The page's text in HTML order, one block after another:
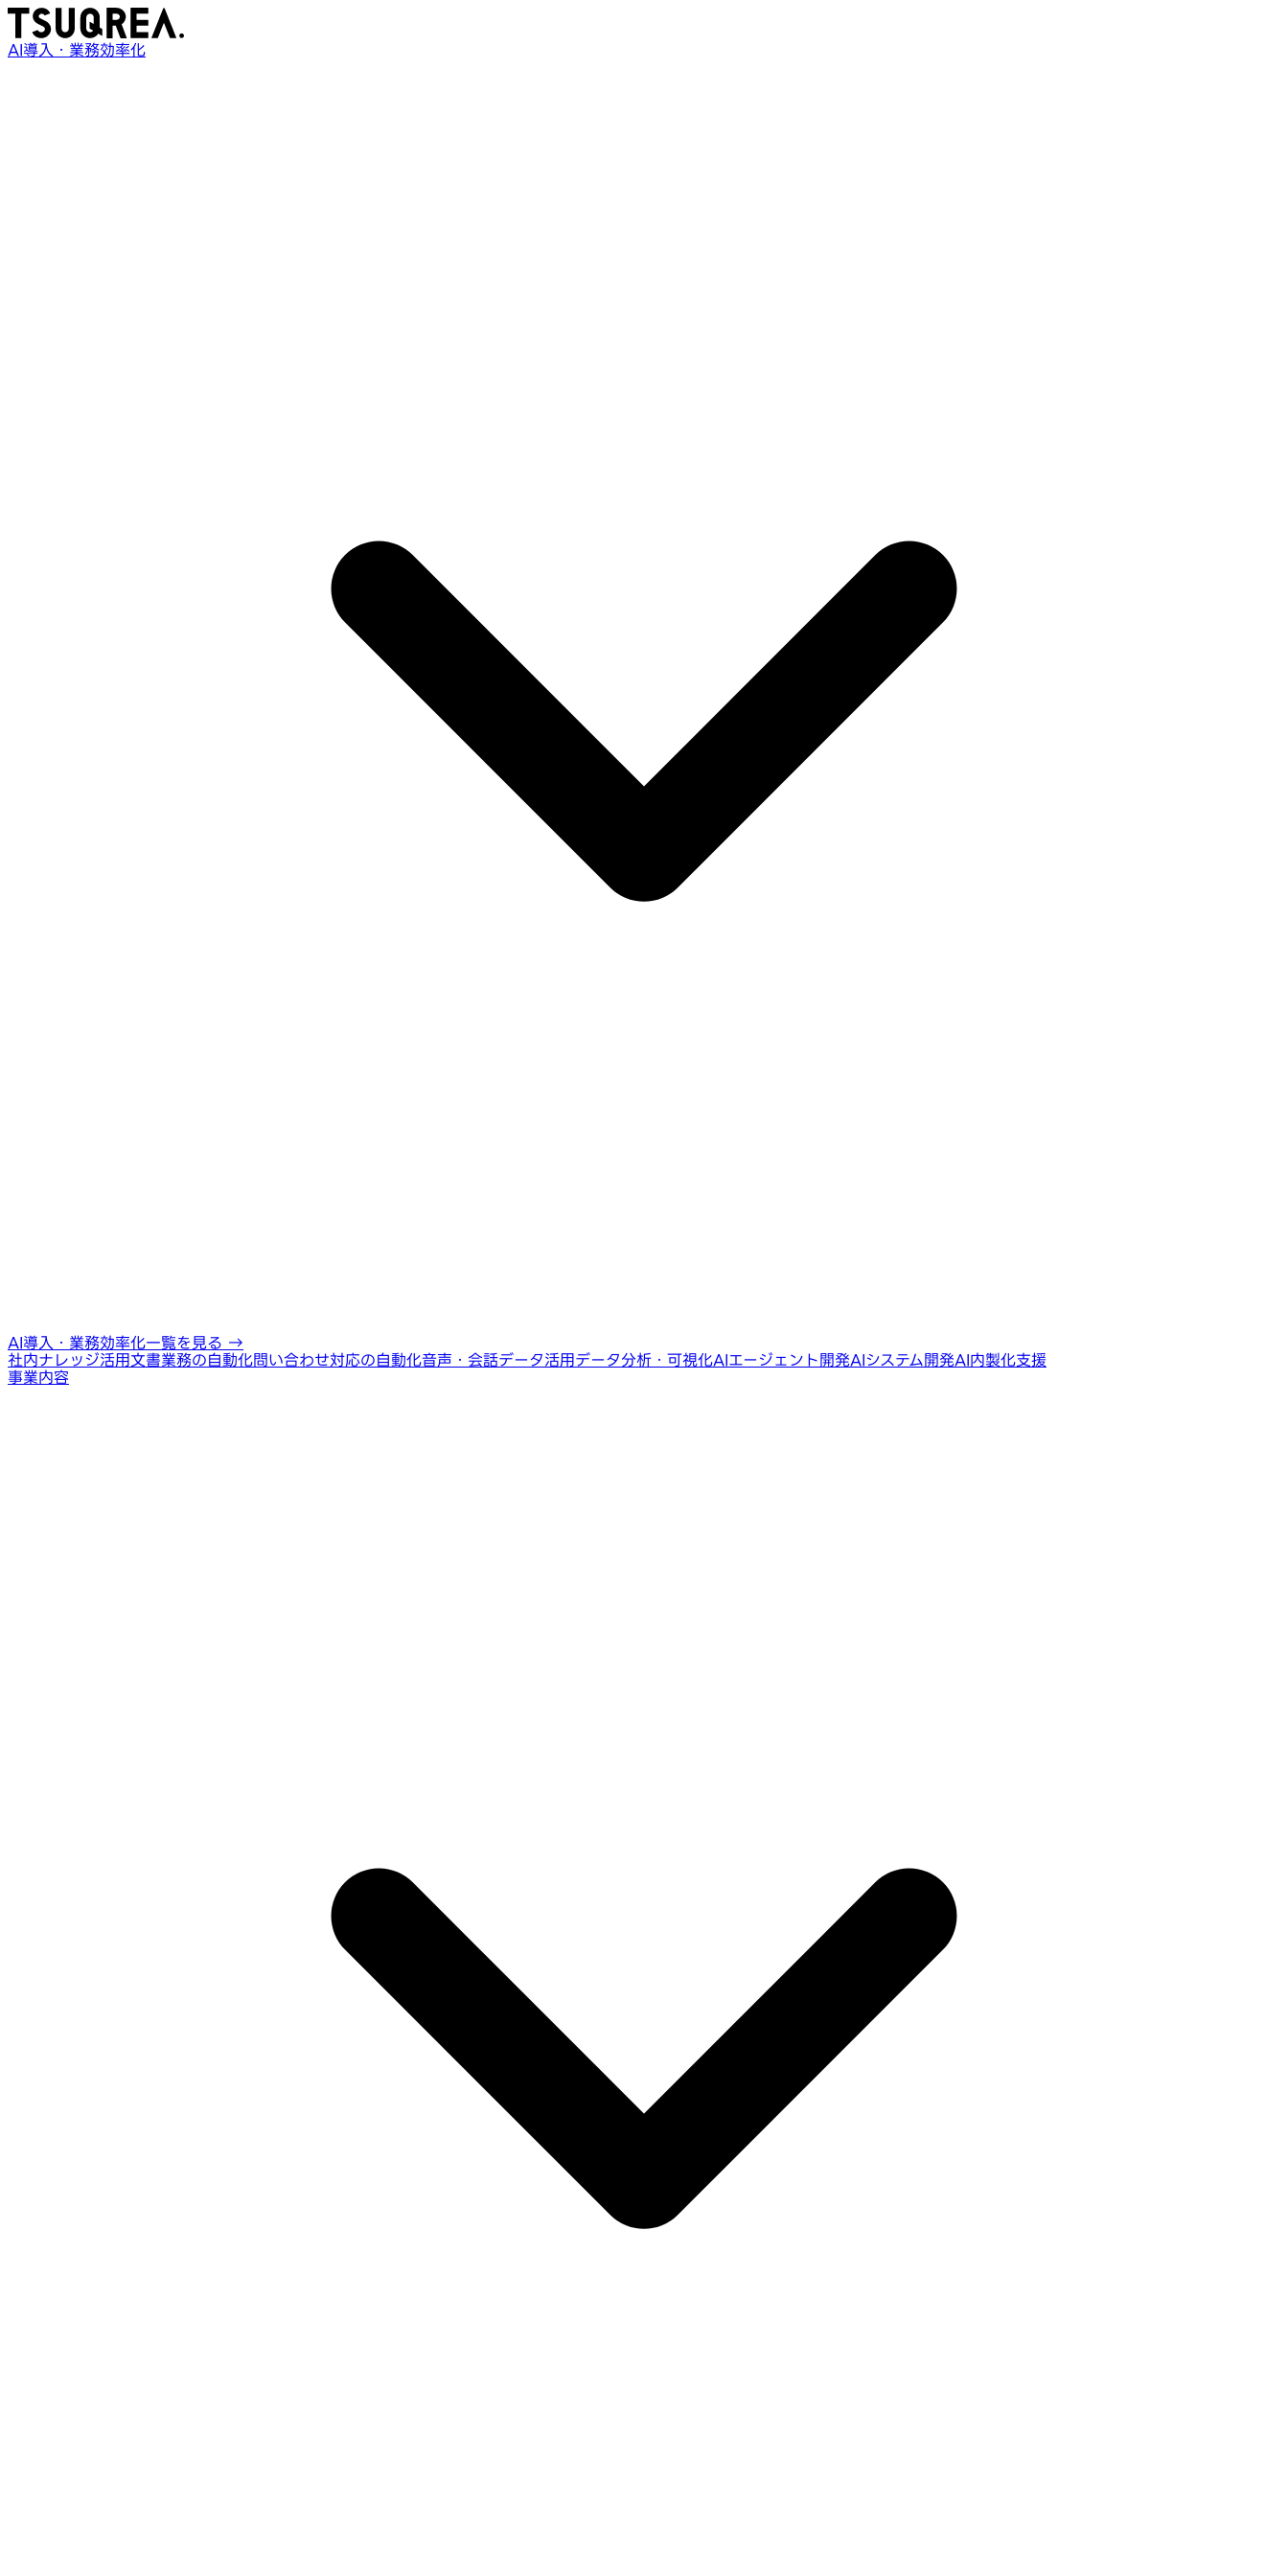
AI導入・業務効率化
AI導入・業務効率化一覧を見る →
社内ナレッジ活用文書業務の自動化問い合わせ対応の自動化音声・会話データ活用データ分析・可視化AIエージェント開発AIシステム開発AI内製化支援
事業内容